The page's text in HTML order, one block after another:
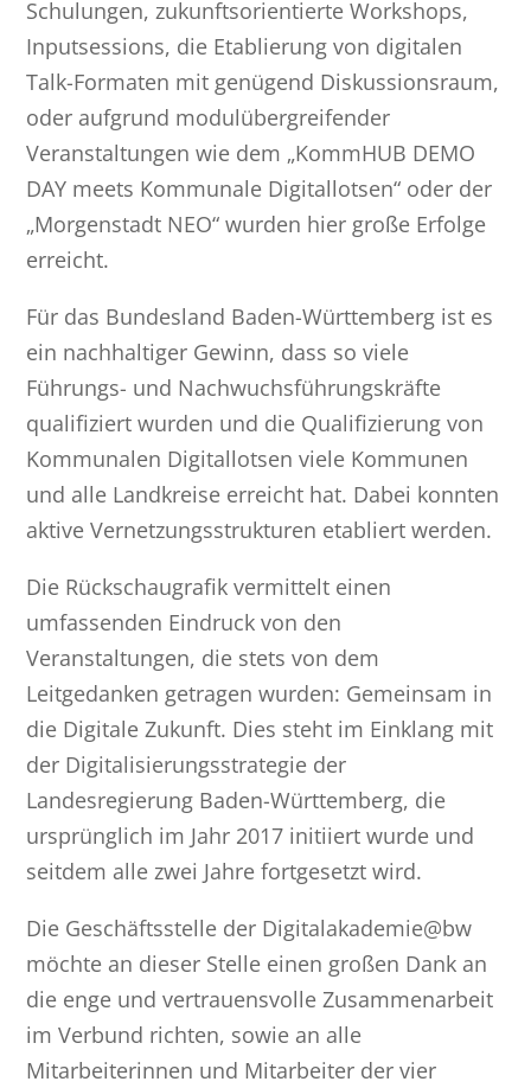
Schulungen, zukunftsorientierte Workshops,
Inputsessions, die Etablierung von digitalen
Talk-Formaten mit genügend Diskussionsraum,
oder aufgrund modulübergreifender
Veranstaltungen wie dem „KommHUB DEMO
DAY meets Kommunale Digitallotsen“ oder der
„Morgenstadt NEO“ wurden hier große Erfolge
erreicht.
Für das Bundesland Baden-Württemberg ist es
ein nachhaltiger Gewinn, dass so viele
Führungs- und Nachwuchsführungskräfte
qualifiziert wurden und die Qualifizierung von
Kommunalen Digitallotsen viele Kommunen
und alle Landkreise erreicht hat. Dabei konnten
aktive Vernetzungsstrukturen etabliert werden.
Die Rückschaugrafik vermittelt einen
umfassenden Eindruck von den
Veranstaltungen, die stets von dem
Leitgedanken getragen wurden: Gemeinsam in
die Digitale Zukunft. Dies steht im Einklang mit
der Digitalisierungsstrategie der
Landesregierung Baden-Württemberg, die
ursprünglich im Jahr 2017 initiiert wurde und
seitdem alle zwei Jahre fortgesetzt wird.
Die Geschäftsstelle der Digitalakademie@bw
möchte an dieser Stelle einen großen Dank an
die enge und vertrauensvolle Zusammenarbeit
im Verbund richten, sowie an alle
Mitarbeiterinnen und Mitarbeiter der vier